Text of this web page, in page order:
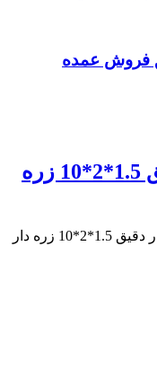
فروش عمده
مرکز فروش کابل ابزار دقیق 1.5*2*10 زره
مجموعه آراد کابل، مرکز فروش کابل ابزار دقیق 1.5*2*10 زره دار